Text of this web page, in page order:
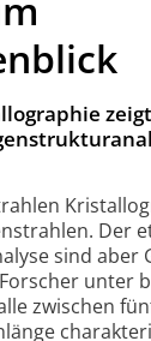
Der
sind aber
unter
zwischen